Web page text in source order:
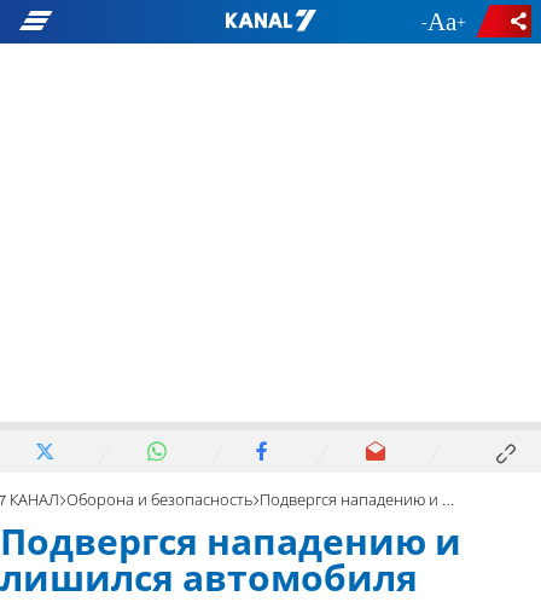
- +
7 КАНАЛ Оборона и безопасность Подвергся нападению и лишился автомобиля
Подвергся нападению и
лишился автомобиля